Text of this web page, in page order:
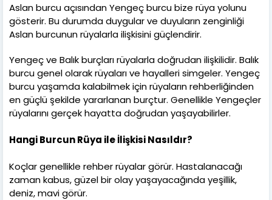
Aslan burcu açısından Yengeç burcu bize rüya yolunu
gösterir. Bu durumda duygular ve duyuların zenginliği
Aslan burcunun rüyalarla ilişkisini güçlendirir.
Yengeç ve Balık burçları rüyalarla doğrudan ilişkilidir. Balık
burcu genel olarak rüyaları ve hayalleri simgeler. Yengeç
burcu yaşamda kalabilmek için rüyaların rehberliğinden
en güçlü şekilde yararlanan burçtur. Genellikle Yengeçler
rüyalarını gerçek hayatta doğrudan yaşayabilirler.
Hangi Burcun Rüya ile İlişkisi Nasıldır?
Koçlar genellikle rehber rüyalar görür. Hastalanacağı
zaman kabus, güzel bir olay yaşayacağında yeşillik,
deniz, mavi görür.